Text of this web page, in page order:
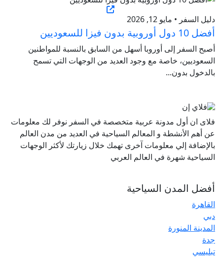
دليل السفر • مايو 12, 2026
أفضل 10 دول أوروبية بدون فيزا للسعوديين
أصبح السفر إلى أوروبا أسهل من السابق بالنسبة للمواطنين
السعوديين، خاصة مع وجود العديد من الوجهات التي تسمح
بالدخول بدون...
فلاى ان أول مدونة عربية متخصصة في السفر نوفر لك معلومات
عن أهم الأنشطة و المعالم السياحية في العديد من مدن العالم
بالإضافة إلي معلومات آخرى تهمك خلال زيارتك لأكثر الوجهات
السياحية شهرة في العالم العربي
أفضل المدن السياحية
القاهرة
دبي
المدينة المنورة
جدة
تبليسي